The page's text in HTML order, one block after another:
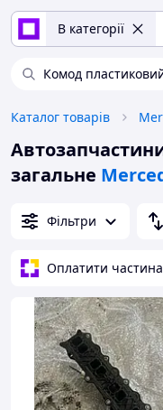
В категорії
Комод
Каталог товарів
загальне
Фільтри
Оплатити